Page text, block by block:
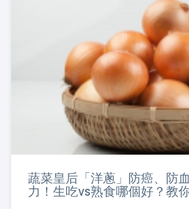
蔬菜皇后「洋蔥」防癌、防
力！生吃vs熟食哪個好？教